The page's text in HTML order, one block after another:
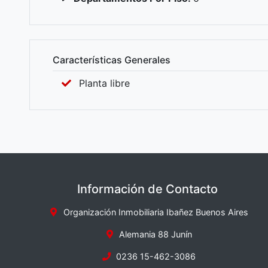
Características Generales
Planta libre
Información de Contacto
Organización Inmobiliaria Ibañez Buenos Aires
Alemania 88 Junín
0236 15-462-3086